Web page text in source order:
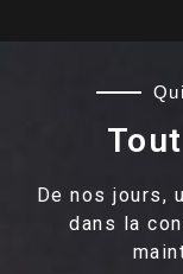
De nos jours,
dans la